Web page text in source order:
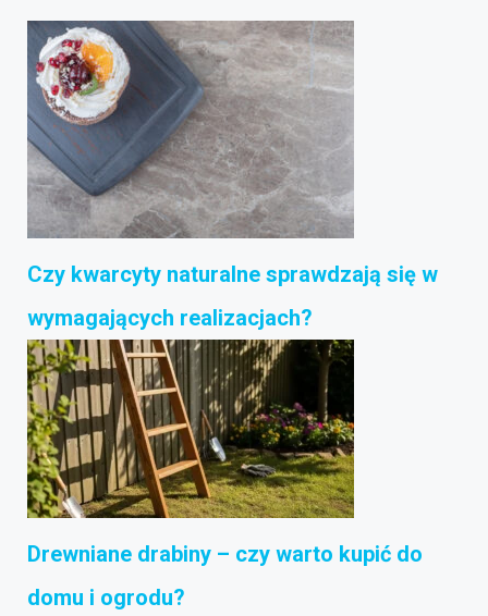
Czy kwarcyty naturalne sprawdzają się w
wymagających realizacjach?
Drewniane drabiny – czy warto kupić do
domu i ogrodu?